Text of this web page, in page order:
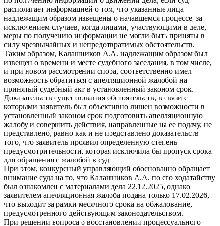
располагает информацией о том, что указанные лица
надлежащим образом извещены о начавшемся процессе, за
исключением случаев, когда лицами, участвующими в деле,
меры по получению информации не могли быть приняты в
силу чрезвычайных и непредотвратимых обстоятельств.
Таким образом, Калашников А.А. надлежащим образом был
извещен о времени и месте судебного заседания, в том числе,
и при новом рассмотрении спора, соответственно имел
возможность обратиться с апелляционной жалобой на
принятый судебный акт в установленный законом срок.
Доказательств существования обстоятельств, в связи с
которыми заявитель был объективно лишен возможности в
установленный законом срок подготовить апелляционную
жалобу и совершить действия, направленные на ее подачу, не
представлено, равно как и не представлено доказательств
того, что заявитель проявил определенную степень
предусмотрительности, которая исключила бы пропуск срока
для обращения с жалобой в суд.
При этом, конкурсный управляющий обоснованно обращает
внимание суда на то, что Калашников А.А. по его ходатайству
был ознакомлен с материалами дела 22.12.2025, однако
заявителем апелляционная жалоба подана только 17.02.2026,
что выходит за рамки месячного срока на обжалование,
предусмотренного действующим законодательством.
При решении вопроса о восстановлении процессуального